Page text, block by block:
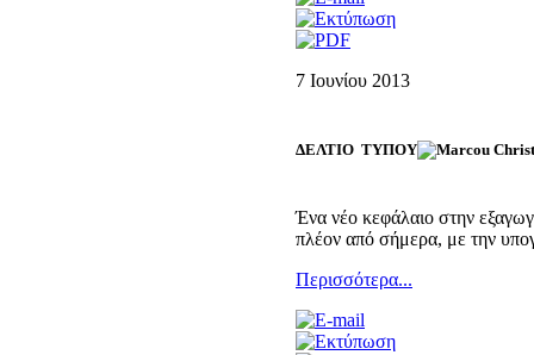
7 Ιουνίου 2013
ΔΕΛΤΙΟ ΤΥΠΟΥ
Ένα νέο κεφάλαιο στην
πλέον από σήμερα, με την
Περισσότερα...